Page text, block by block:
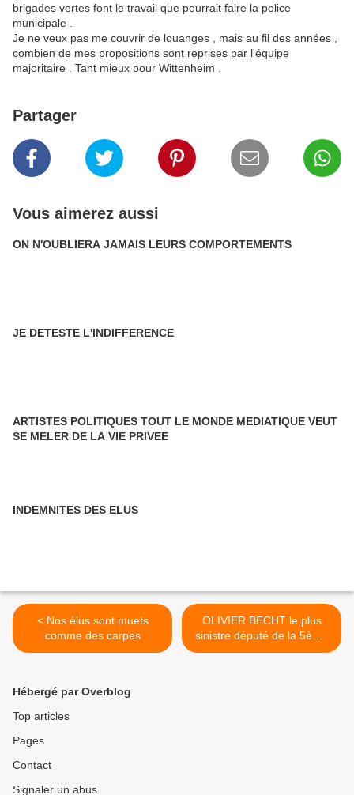
brigades vertes font le travail que pourrait faire la police
municipale .
Je ne veux pas me couvrir de louanges , mais au fil des années ,
combien de mes propositions sont reprises par l'équipe
majoritaire . Tant mieux pour Wittenheim .
Partager
Vous aimerez aussi
ON N'OUBLIERA JAMAIS LEURS COMPORTEMENTS
JE DETESTE L'INDIFFERENCE
ARTISTES POLITIQUES TOUT LE MONDE MEDIATIQUE VEUT
SE MELER DE LA VIE PRIVEE
INDEMNITES DES ELUS
< Nos élus sont muets
comme des carpes
OLIVIER BECHT le plus
sinistre député de la 5ème
République . >
Hébergé par Overblog
Top articles
Pages
Contact
Signaler un abus